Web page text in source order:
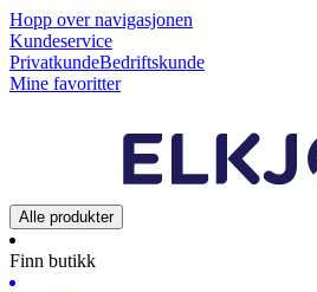
Hopp over navigasjonen
Kundeservice
PrivatkundeBedriftskunde
Mine favoritter
Alle produkter
Finn butikk